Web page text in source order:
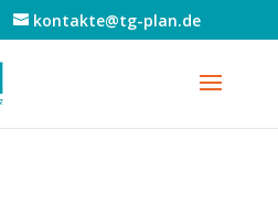
kontakte@tg-plan.de